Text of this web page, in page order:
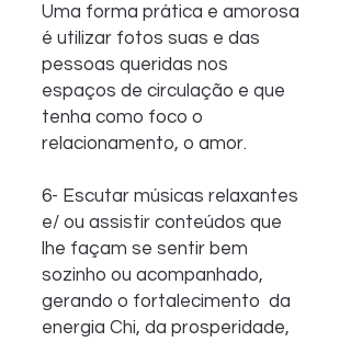
Uma forma prática e amorosa
é utilizar fotos suas e das
pessoas queridas nos
espaços de circulação e que
tenha como foco o
relacionamento, o amor.
6- Escutar músicas relaxantes
e/ ou assistir conteúdos que
lhe façam se sentir bem
sozinho ou acompanhado,
gerando o fortalecimento  da
energia Chi, da prosperidade,